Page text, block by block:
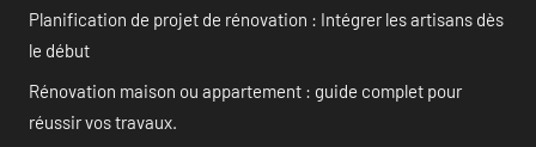
Planification de projet de rénovation : Intégrer les artisans dès
le début
Rénovation maison ou appartement : guide complet pour
réussir vos travaux.